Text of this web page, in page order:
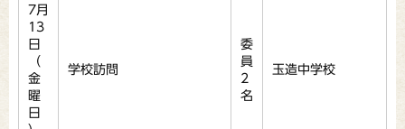
7月
13
日
（
金
曜
日
学校訪問
委
員
2
名
玉造中学校